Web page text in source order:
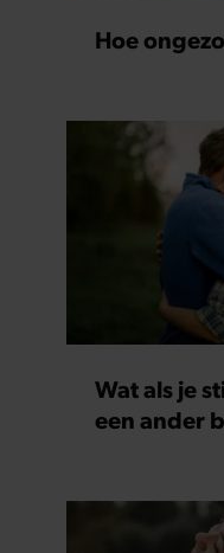
Hoe
Wat als je
een ander